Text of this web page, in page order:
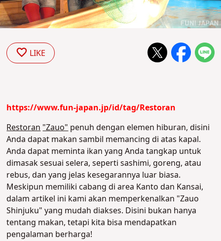
LIKE
https://www.fun-japan.jp/id/tag/Restoran
Restoran"Zauo"penuh dengan elemen hiburan, disini
Anda dapat makan sambil memancing di atas kapal.
Anda dapat meminta ikan yang Anda tangkap untuk
dimasak sesuai selera, seperti sashimi, goreng, atau
rebus, dan yang jelas kesegarannya luar biasa.
Meskipun memiliki cabang di area Kanto dan Kansai,
dalam artikel ini kami akan memperkenalkan "Zauo
Shinjuku" yang mudah diakses. Disini bukan hanya
tentang makan, tetapi kita bisa mendapatkan
pengalaman berharga!